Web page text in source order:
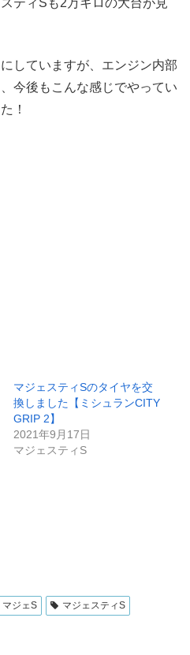
ティSも2万キロの大台が見
していますが、エンジン内部
今後もこんな感じでやってい
！
マジェスティSのタイヤを交
換しました【ミシュランCITY
GRIP 2】
2021年9月17日
マジェスティS
マジェS
マジェスティS